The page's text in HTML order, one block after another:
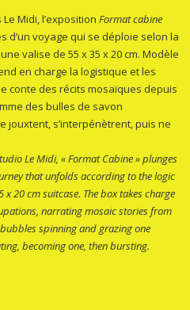
Midi, l’expositionFormat cabine
d’un voyage qui se déploie selon la
valise de 55 x 35 x 20 cm. Modèle
en charge la logistique et les
conte des récits mosaïques depuis
des bulles de savon
jouxtent, s’interpénètrent, puis ne
Le Midi, « Format Cabine » plunges
that unfolds according to the logic
20 cm suitcase. The box takes charge
narrating mosaic stories from
spinning and grazing one
becoming one, then bursting.